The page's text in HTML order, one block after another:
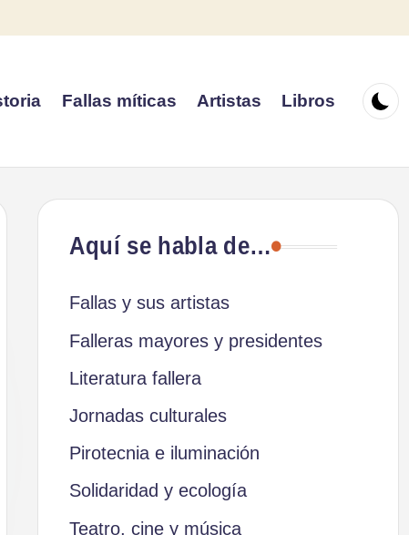
Fallas míticas Artistas Libros
Aquí se habla de…
Fallas y sus artistas
Falleras mayores y presidentes
Literatura fallera
Jornadas culturales
Pirotecnia e iluminación
Solidaridad y ecología
Teatro, cine y música